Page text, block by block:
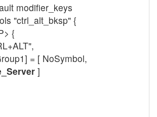
modifier_keys
"ctrl_alt_bksp" {
{
= [ NoSymbol,
]